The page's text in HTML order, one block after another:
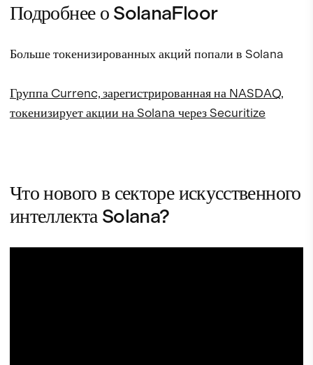
Подробнее о SolanaFloor
Больше токенизированных акций попали в Solana
Группа Currenc, зарегистрированная на NASDAQ,
токенизирует акции на Solana через Securitize
Что нового в секторе искусственного
интеллекта Solana?